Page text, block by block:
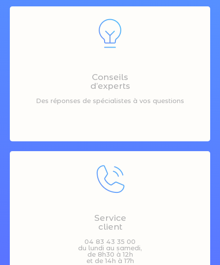
Conseils
d’experts
Des réponses de spécialistes à vos questions
Service
client
04 83 43 35 00
du lundi au samedi,
de 8h30 à 12h
et de 14h à 17h